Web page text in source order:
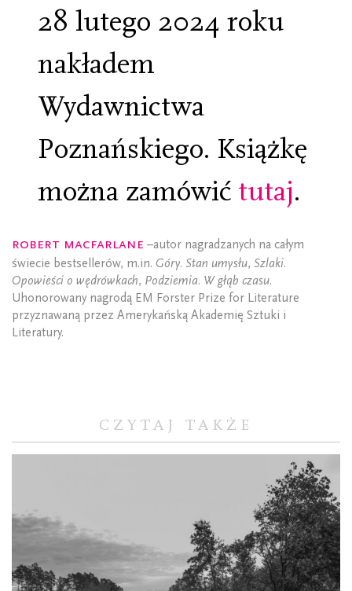
28 lutego 2024 roku
nakładem
Wydawnictwa
Poznańskiego. Książkę
można zamówić tutaj.
Robert Macfarlane –autor nagradzanych na całym
świecie bestsellerów, m.in. Góry. Stan umysłu, Szlaki.
Opowieści o wędrówkach, Podziemia. W głąb czasu.
Uhonorowany nagrodą EM Forster Prize for Literature
przyznawaną przez Amerykańską Akademię Sztuki i
Literatury.
CZYTAJ TAKŻE